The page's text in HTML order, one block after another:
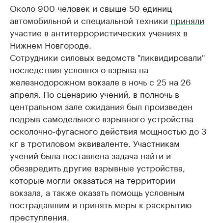
Около 900 человек и свыше 50 единиц
автомобильной и специальной техники приняли
участие в антитеррористических учениях в
Нижнем Новгороде.
Сотрудники силовых ведомств "ликвидировали"
последствия условного взрыва на
железнодорожном вокзале в ночь с 25 на 26
апреля. По сценарию учений, в полночь в
центральном зале ожидания был произведен
подрыв самодельного взрывного устройства
осколочно-фугасного действия мощностью до 3
кг в тротиловом эквиваленте. Участникам
учений была поставлена задача найти и
обезвредить другие взрывные устройства,
которые могли оказаться на территории
вокзала, а также оказать помощь условным
пострадавшим и принять меры к раскрытию
преступления.